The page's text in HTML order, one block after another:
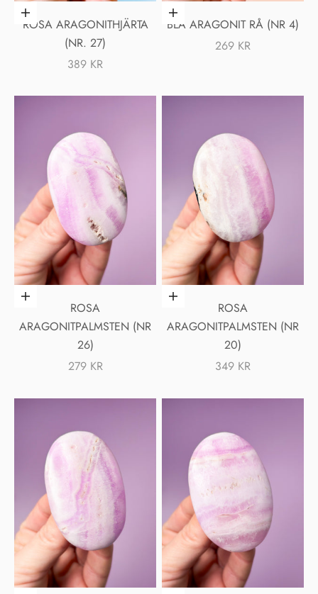
Lägg i varukorgen
ROSA ARAGONITHJÄRTA
(NR. 27)
REA-PRIS
389 KR
Lägg i varukorgen
BLÅ ARAGONIT RÅ (NR 4)
REA-PRIS
269 KR
Lägg i varukorgen
ROSA
ARAGONITPALMSTEN (NR
26)
REA-PRIS
279 KR
Lägg i varukorgen
ROSA
ARAGONITPALMSTEN (NR
20)
REA-PRIS
349 KR